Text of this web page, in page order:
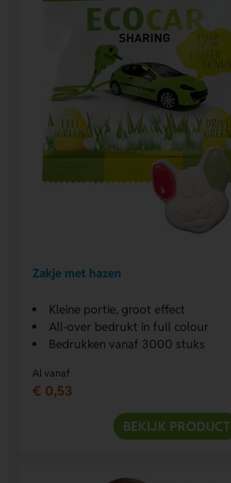
Zakje met hazen
Kleine portie, groot effect
All-over bedrukt in full colour
Bedrukken vanaf 3000 stuks
Al vanaf
€ 0,53
BEKIJK PRODUCT